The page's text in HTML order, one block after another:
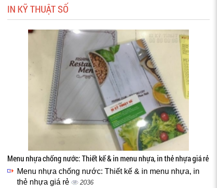
IN KỸ THUẬT SỐ
Menu nhựa chống nước: Thiết kế & in menu nhựa, in thẻ nhựa giá rẻ
Menu nhựa chống nước: Thiết kế & in menu nhựa, in
thẻ nhựa giá rẻ
2036